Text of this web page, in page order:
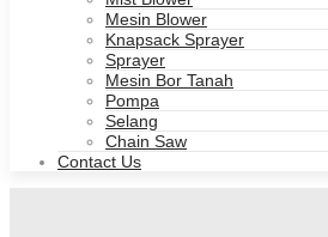
Mesin Blower
Knapsack Sprayer
Sprayer
Mesin Bor Tanah
Pompa
Selang
Chain Saw
Contact Us